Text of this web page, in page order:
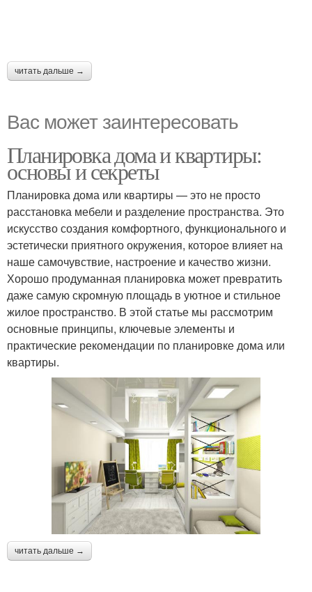
читать дальше →
Вас может заинтересовать
Планировка дома и квартиры:
основы и секреты
Планировка дома или квартиры — это не просто
расстановка мебели и разделение пространства. Это
искусство создания комфортного, функционального и
эстетически приятного окружения, которое влияет на
наше самочувствие, настроение и качество жизни.
Хорошо продуманная планировка может превратить
даже самую скромную площадь в уютное и стильное
жилое пространство. В этой статье мы рассмотрим
основные принципы, ключевые элементы и
практические рекомендации по планировке дома или
квартиры.
читать дальше →